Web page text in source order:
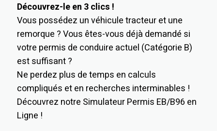
Découvrez-le en 3 clics !
Vous possédez un véhicule tracteur et une
remorque ? Vous êtes-vous déjà demandé si
votre permis de conduire actuel (Catégorie B)
est suffisant ?
Ne perdez plus de temps en calculs
compliqués et en recherches interminables !
Découvrez notre Simulateur Permis EB/B96 en
Ligne !